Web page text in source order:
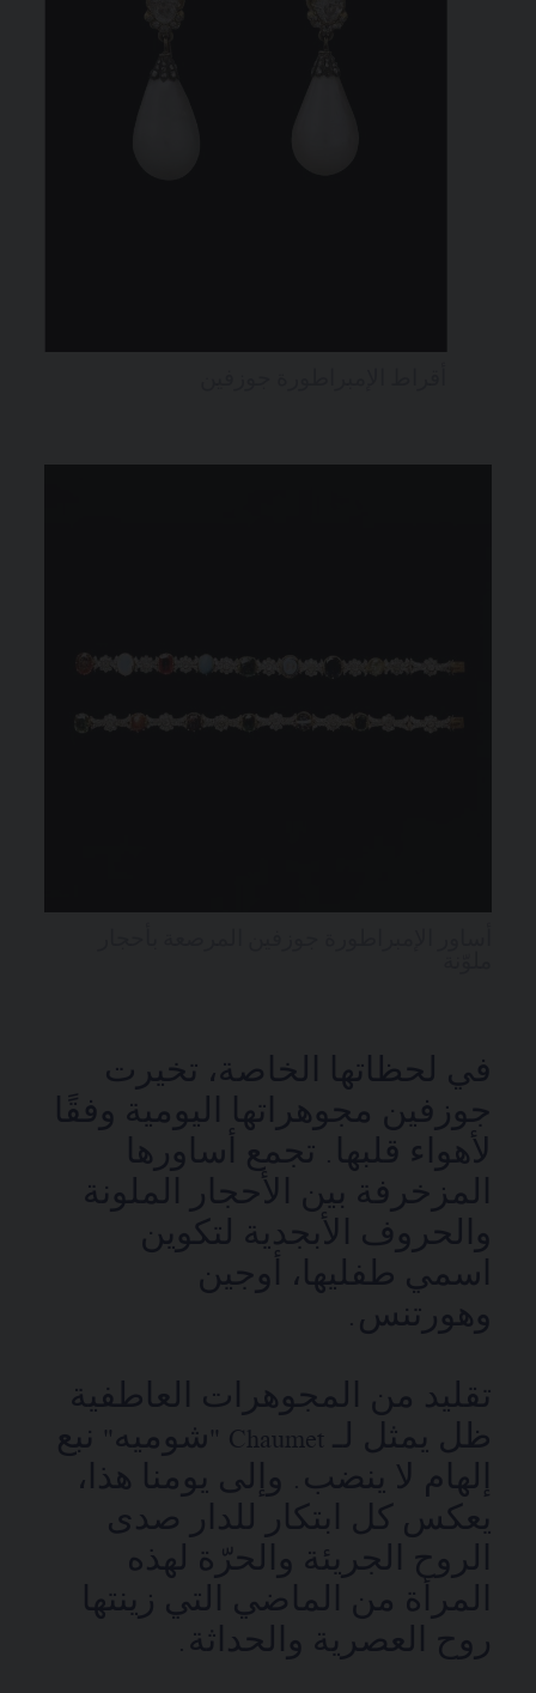
في لحظاتها الخاصة، تخيرت
جوزفين مجوهراتها اليومية وفقًا
لأهواء قلبها. تجمع أساورها
المزخرفة بين الأحجار الملونة
والحروف الأبجدية لتكوين
اسمي طفليها، أوجين
وهورتنس.
تقليد من المجوهرات العاطفية
ظل يمثل لـ Chaumet "شوميه" نبع
إلهام لا ينضب. وإلى يومنا هذا،
يعكس كل ابتكار للدار صدى
الروح الجريئة والحرّة لهذه
المرأة من الماضي التي زينتها
روح العصرية والحداثة.